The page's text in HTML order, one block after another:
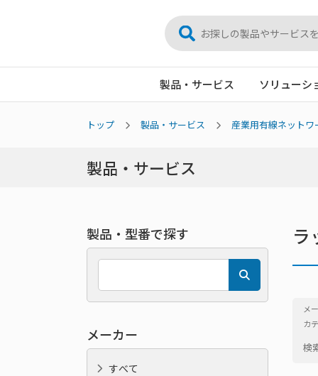
製品・サービス ソリューシ
トップ 製品・サービス 産業用有線ネットワ
製品・サービス
ラ
メ
カ
検
製品・型番で探す
メーカー
すべて